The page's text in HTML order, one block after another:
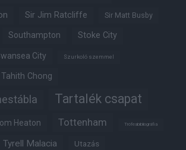
Sir Jim Ratcliffe Sir Matt Busby
Southampton Stoke City
City Szurkoló szemmel
Tahith Chong
Tartalék csapat
Heaton Tottenham Trófeabibliográfia
Tyrell Malacia Utazás